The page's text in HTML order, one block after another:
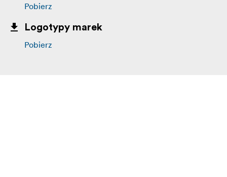
Pobierz
Logotypy marek
Pobierz